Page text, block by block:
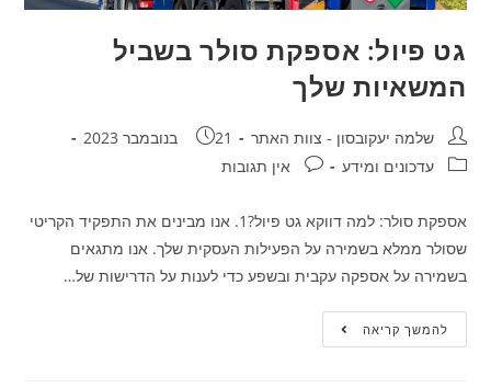
גט פיול: אספקת סולר בשביל
המשאיות שלך
שלמה יעקובסון - צוות האתר
21 בנובמבר 2023
עדכונים ומידע
אין תגובות
אספקת סולר: למה דווקא גט פיול?1. אנו מבינים את התפקיד הקריטי
שסולר ממלא בשמירה על הפעילות העסקית שלך. אנו מתגאים
בשמירה על אספקה עקבית ובשפע כדי לענות על הדרישות של…
להמשך קריאה